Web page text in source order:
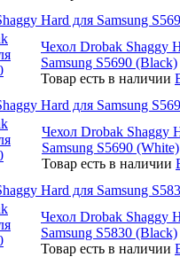
Hard для Samsung
Чехол Drobak Shaggy
Samsung S5690 (Black)
Товар есть в наличии
Hard для Samsung
Чехол Drobak Shaggy
Samsung S5690 (White)
Товар есть в наличии
Hard для Samsung
Чехол Drobak Shaggy
Samsung S5830 (Black)
Товар есть в наличии